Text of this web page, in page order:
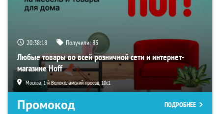
20:38:18 Получили:83
Любые товары во всей розничной сети и интернет-
магазине Hoff
Москва, 1-й Волоколамский проезд, 10с1
Промокод ПОДРОБНЕЕ